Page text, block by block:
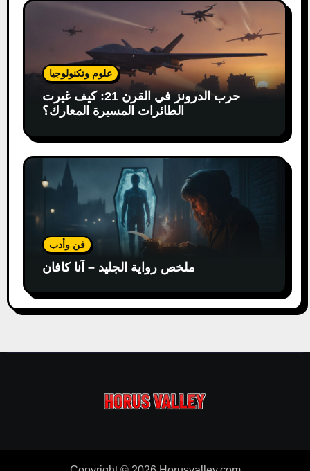
علوم وتكنولوجيا
حرب الدرونز في القرن 21: كيف غيرت
الطائرات المسيرة المعارك؟
فن وأدب
ملخص رواية الجليد – آنا كافان